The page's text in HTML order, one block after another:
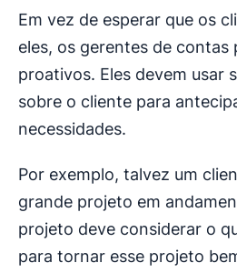
Em vez de esperar que os
eles, os gerentes de contas
proativos. Eles devem usar
sobre o cliente para
necessidades.
Por exemplo, talvez um
grande projeto em
projeto deve considerar o
para tornar esse projeto